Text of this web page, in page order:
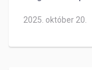
aranyéremnél
2025. október 20.